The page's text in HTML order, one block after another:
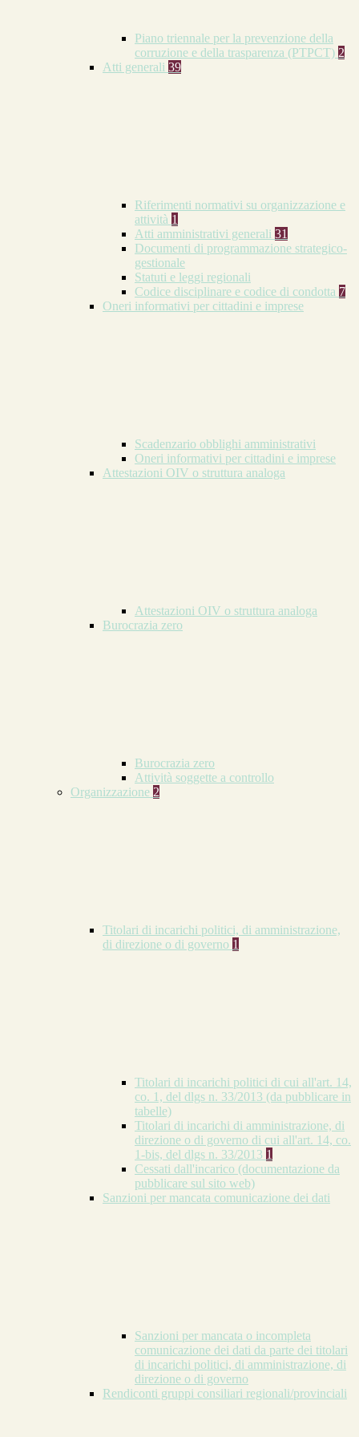
Piano triennale per la prevenzione della
corruzione e della trasparenza (PTPCT) 2
Atti generali 39
Riferimenti normativi su organizzazione e
attività 1
Atti amministrativi generali 31
Documenti di programmazione strategico-
gestionale
Statuti e leggi regionali
Codice disciplinare e codice di condotta 7
Oneri informativi per cittadini e imprese
Scadenzario obblighi amministrativi
Oneri informativi per cittadini e imprese
Attestazioni OIV o struttura analoga
Attestazioni OIV o struttura analoga
Burocrazia zero
Burocrazia zero
Attività soggette a controllo
Organizzazione 2
Titolari di incarichi politici, di amministrazione,
di direzione o di governo 1
Titolari di incarichi politici di cui all'art. 14,
co. 1, del dlgs n. 33/2013 (da pubblicare in
tabelle)
Titolari di incarichi di amministrazione, di
direzione o di governo di cui all'art. 14, co.
1-bis, del dlgs n. 33/2013 1
Cessati dall'incarico (documentazione da
pubblicare sul sito web)
Sanzioni per mancata comunicazione dei dati
Sanzioni per mancata o incompleta
comunicazione dei dati da parte dei titolari
di incarichi politici, di amministrazione, di
direzione o di governo
Rendiconti gruppi consiliari regionali/provinciali